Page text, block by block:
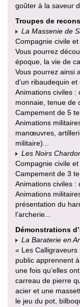
goûter à la saveur
Troupes de
La Massenie de
Compagnie civile
Vous pourrez
époque, la vie de
Vous pourrez ainsi
d’un ribaudequin
Animations civiles :
monnaie, tenue de
Campement de 5
Animations
manœuvres,
militaire)...
Les Noirs
Compagnie civile
Campement de 3
Animations civiles :
Animations
présentation du
l’archerie...
Démonstrations
La Baraterie en
« Les
public apprennent
une fois qu’elles
carreau de pierre
acier et une
le jeu du pot,